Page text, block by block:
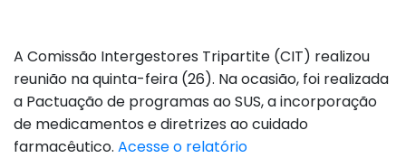
A Comissão Intergestores Tripartite (CIT) realizou
reunião na quinta-feira (26). Na ocasião, foi realizada
a Pactuação de programas ao SUS, a incorporação
de medicamentos e diretrizes ao cuidado
farmacêutico. Acesse o relatório